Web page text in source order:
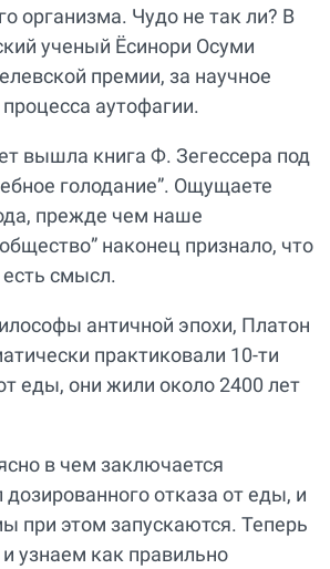
организма. Чудо не так ли? В
ученый Ёсинори Осуми
премии, за научное
аутофагии.
вышла книга Ф. Зегессера под
голодание”. Ощущаете
прежде чем наше
наконец признало, что
смысл.
античной эпохи, Платон
практиковали 10-ти
еды, они жили около 2400 лет
в чем заключается
отказа от еды, и
при этом запускаются. Теперь
узнаем как правильно